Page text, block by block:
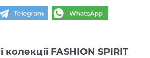
колекції FASHION SPIRIT